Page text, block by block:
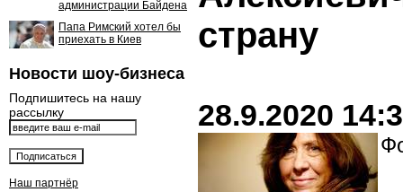
администрации Байдена
Папа Римский хотел бы
приехать в Киев
Новости шоу-бизнеса
Подпишитесь на нашу
рассылку
Наш партнёр
страну
28.9.2020